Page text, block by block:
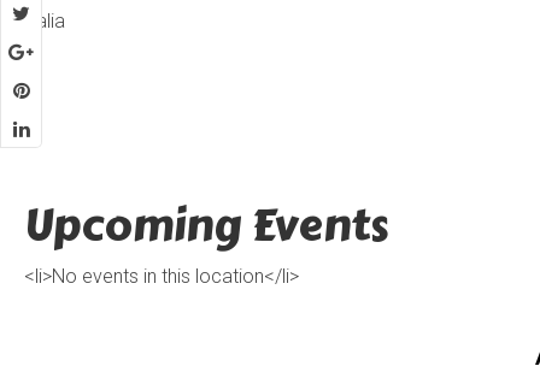
Italia
Upcoming Events
<li>No events in this location</li>